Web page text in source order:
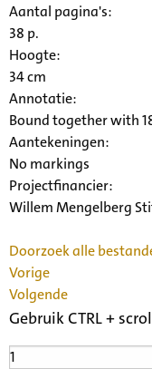
Aantal pagina's:
38 p.
Hoogte:
34 cm
Annotatie:
Bound together with
Aantekeningen:
No markings
Projectfinancier:
Willem Mengelberg
Doorzoek alle
Vorige
Volgende
Gebruik CTRL +